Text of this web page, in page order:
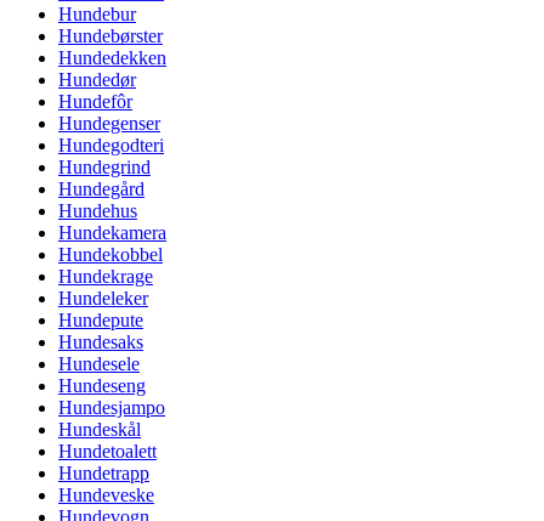
Hundebur
Hundebørster
Hundedekken
Hundedør
Hundefôr
Hundegenser
Hundegodteri
Hundegrind
Hundegård
Hundehus
Hundekamera
Hundekobbel
Hundekrage
Hundeleker
Hundepute
Hundesaks
Hundesele
Hundeseng
Hundesjampo
Hundeskål
Hundetoalett
Hundetrapp
Hundeveske
Hundevogn